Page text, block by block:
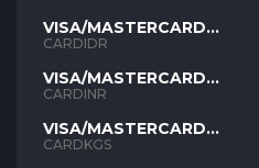
VISA/MASTERCARD
IDR
CARDIDR
VISA/MASTERCARD
INR
CARDINR
VISA/MASTERCARD
KGS
CARDKGS